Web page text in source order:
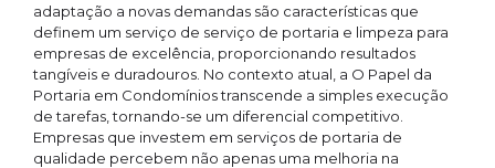
adaptação a novas demandas são características que
definem um serviço de serviço de portaria e limpeza para
empresas de excelência, proporcionando resultados
tangíveis e duradouros. No contexto atual, a O Papel da
Portaria em Condomínios transcende a simples execução
de tarefas, tornando-se um diferencial competitivo.
Empresas que investem em serviços de portaria de
qualidade percebem não apenas uma melhoria na